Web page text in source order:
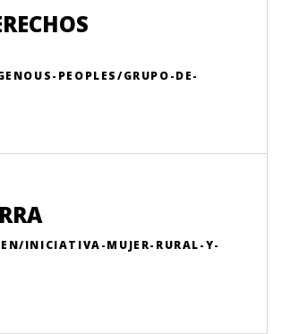
PEOPLES/GRUPO-DE-
INICIATIVA-MUJER-RURAL-Y-